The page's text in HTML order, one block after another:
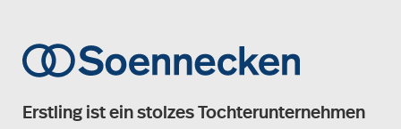
Erstling ist ein stolzes Tochterunternehmen